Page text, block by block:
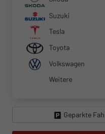
Suzuki
Tesla
Toyota
Volkswagen
Weitere
Geparkte